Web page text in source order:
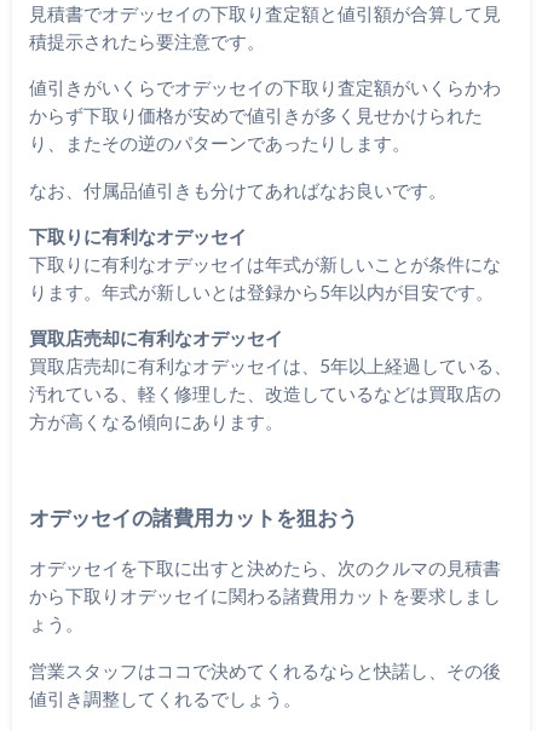
見積書でオデッセイの下取り査定額と値引額が合算して見
積提示されたら要注意です。
値引きがいくらでオデッセイの下取り査定額がいくらかわ
からず下取り価格が安めで値引きが多く見せかけられた
り、またその逆のパターンであったりします。
なお、付属品値引きも分けてあればなお良いです。
下取りに有利なオデッセイ
下取りに有利なオデッセイは年式が新しいことが条件にな
ります。年式が新しいとは登録から5年以内が目安です。
買取店売却に有利なオデッセイ
買取店売却に有利なオデッセイは、5年以上経過している、
汚れている、軽く修理した、改造しているなどは買取店の
方が高くなる傾向にあります。
オデッセイの諸費用カットを狙おう
オデッセイを下取に出すと決めたら、次のクルマの見積書
から下取りオデッセイに関わる諸費用カットを要求しまし
ょう。
営業スタッフはココで決めてくれるならと快諾し、その後
値引き調整してくれるでしょう。